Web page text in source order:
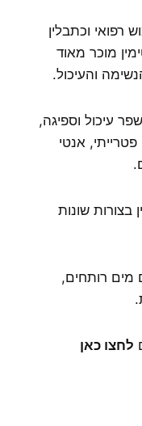
רפואי וכתבלין
מוכר מאוד
והעיכול.
עיכול וספיגה,
אנטי
בצורות שונות
מים רותחים,
לחצו כאן